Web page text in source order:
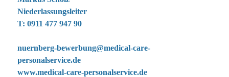
Niederlassungsleiter
T: 0911 477 947 90
nuernberg-bewerbung@medical-care-
personalservice.de
www.medical-care-personalservice.de